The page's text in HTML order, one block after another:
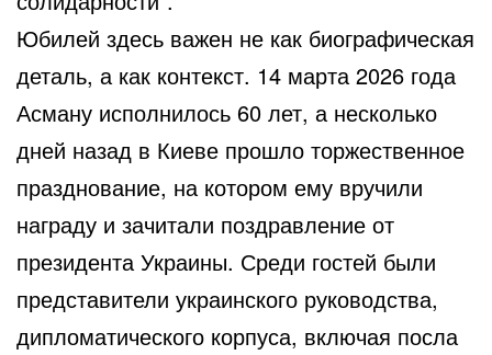
Юбилей здесь важен не как биографическая
деталь, а как контекст. 14 марта 2026 года
Асману исполнилось 60 лет, а несколько
дней назад в Киеве прошло торжественное
празднование, на котором ему вручили
награду и зачитали поздравление от
президента Украины. Среди гостей были
представители украинского руководства,
дипломатического корпуса, включая посла